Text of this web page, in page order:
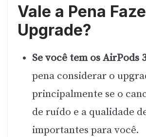
Vale a Pena
Upgrade?
Se você tem os AirPods
pena considerar o
principalmente se o
de ruído e a qualidade
importantes para você.